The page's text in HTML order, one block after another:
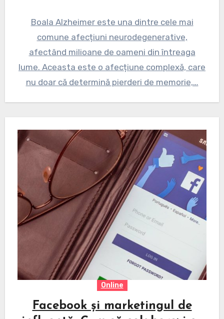
Boala Alzheimer este una dintre cele mai
comune afecțiuni neurodegenerative,
afectând milioane de oameni din întreaga
lume. Aceasta este o afecțiune complexă, care
nu doar că determină pierderi de memorie,…
Online
Facebook și marketingul de